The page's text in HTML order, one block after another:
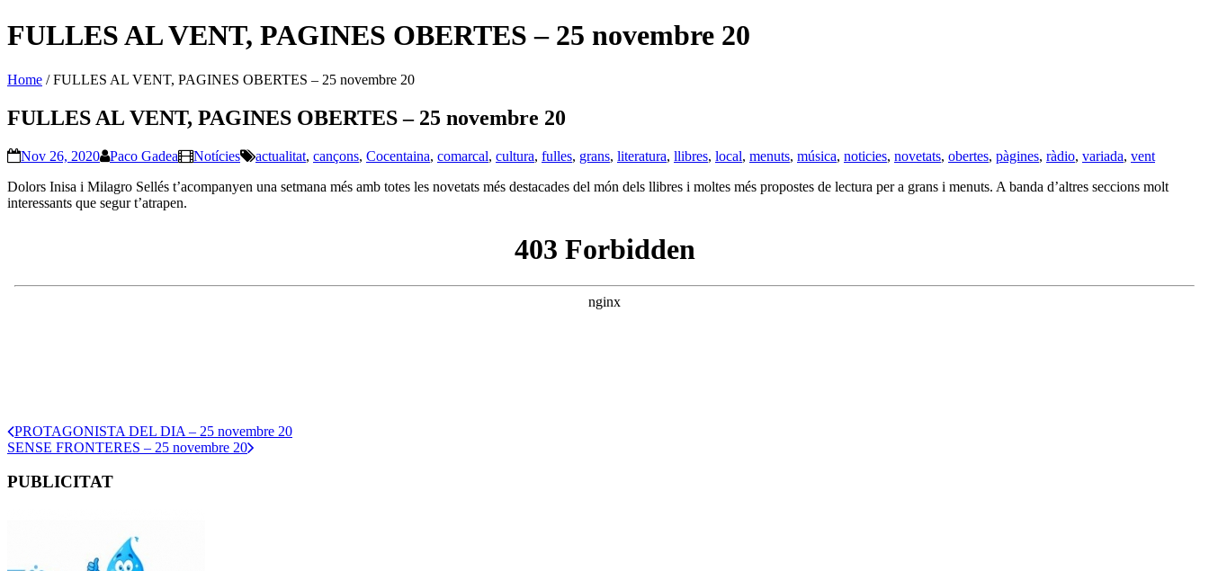
FULLES AL VENT, PAGINES OBERTES – 25 novembre 20
Home /FULLES AL VENT, PAGINES OBERTES – 25 novembre 20
FULLES AL VENT, PAGINES OBERTES – 25 novembre 20
Nov 26, 2020 Paco Gadea Notícies actualitat, cançons, Cocentaina, comarcal, cultura, fulles, grans, literatura, llibres, local, menuts, música, noticies, novetats, obertes, pàgines, ràdio, variada, vent
Dolors Inisa i Milagro Sellés t’acompanyen una setmana més amb totes les novetats més destacades del món dels llibres i moltes més propostes de lectura per a grans i menuts. A banda d’altres seccions molt
interessants que segur t’atrapen.
PROTAGONISTA DEL DIA – 25 novembre 20
SENSE FRONTERES – 25 novembre 20
PUBLICITAT